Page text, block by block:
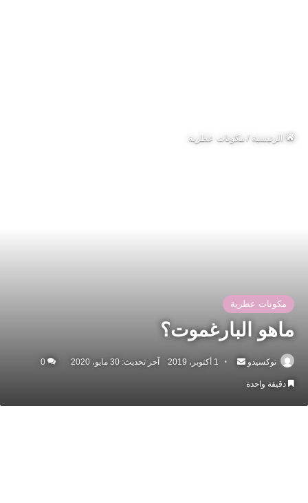
الرئيسية / مكونات عطرية
مكونات عطرية
ماهو البارغموت؟
توكسيدو
أرسل 1 أكتوبر، 2019 آخر تحديث: 30 مايو، 2020 0
دقيقة واحدة